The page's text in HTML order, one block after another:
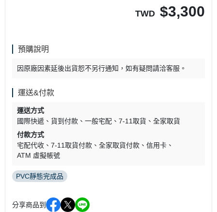
TWD $3,300
預購說明
因原廠因素延後出貨恕不另行通知，如有疑問請洽客服。
運送&付款
運送方式
國際快遞
貨到付款 一般宅配 7-11取貨
全家取貨
付款方式
宅配代收
7-11取貨付款 全家取貨付款
信用卡
ATM 虛擬帳號
PVC靜態完成品
分享商品到